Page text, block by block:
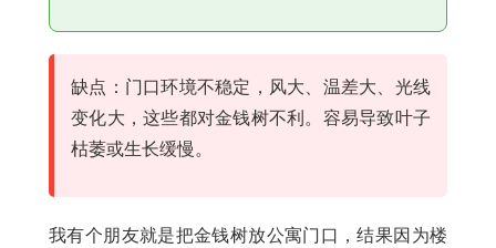
缺点：门口环境不稳定，风大、温差大、光线
变化大，这些都对金钱树不利。容易导致叶子
枯萎或生长缓慢。
我有个朋友就是把金钱树放公寓门口，结果因为楼